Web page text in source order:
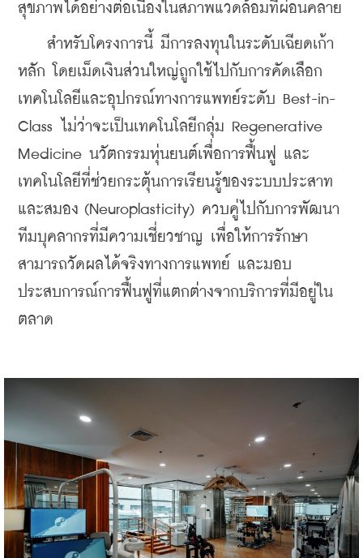
สุขภาพได้อย่างต่อเนื่องในสภาพแวดล้อมที่ผ่อนคลาย
สำหรับโครงการนี้ มีการลงทุนในระดับเฉียดเก้า
หลัก โดยเม็ดเงินส่วนใหญ่ถูกใช้ไปกับการคัดเลือก
เทคโนโลยีและอุปกรณ์ทางการแพทย์ระดับ Best-in-
Class ไม่ว่าจะเป็นเทคโนโลยีกลุ่ม Regenerative
Medicine นวัตกรรมหุ่นยนต์เพื่อการฟื้นฟู และ
เทคโนโลยีที่ช่วยกระตุ้นการเรียนรู้ของระบบประสาท
และสมอง (Neuroplasticity) ควบคู่ไปกับการพัฒนา
ทีมบุคลากรที่มีความเชี่ยวชาญ เพื่อให้การรักษา
สามารถวัดผลได้จริงทางการแพทย์ และมอบ
ประสบการณ์การฟื้นฟูที่แตกต่างจากบริการที่มีอยู่ใน
ตลาด